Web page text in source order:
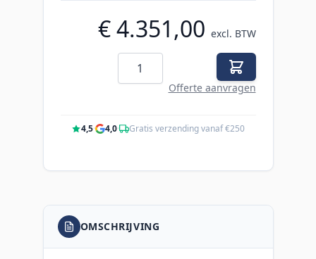
€ 4.351,00 excl. BTW
Aantal
Offerte aanvragen
4,5· 4,0· Gratis verzending vanaf €250
OMSCHRIJVING